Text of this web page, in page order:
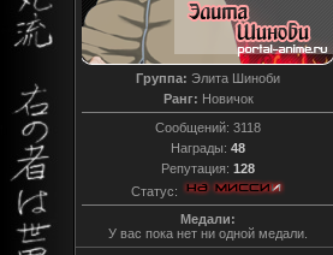
Группа: Элита Шиноби
Ранг: Новичок
Сообщений: 3118
Награды: 48
Репутация: 128
Статус:
Медали:
У вас пока нет ни одной медали.